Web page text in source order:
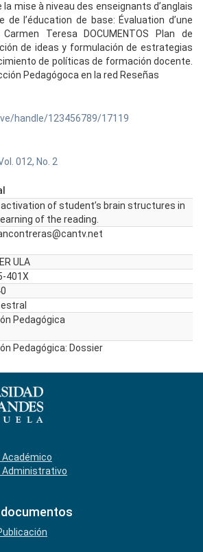
mise à niveau des enseignants d’anglais
l’éducation de base: Évaluation d’une
Teresa DOCUMENTOS Plan de
de ideas y formulación de estrategias
de políticas de formación docente.
Pedagógoca en la red Reseñas
handle/123456789/17119
012, No. 2
of student’s brain structures in
of the reading.
ULA
401X
Pedagógica
Pedagógica: Dossier